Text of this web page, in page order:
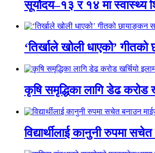
सूर्योदय–१३ र १४ मा स्वास्थ्य
‘तिर्खाले खोली धाएको’
कृषि समृद्धिका लागि डेढ करोड
विद्यार्थीलाई कानुनी रुपमा